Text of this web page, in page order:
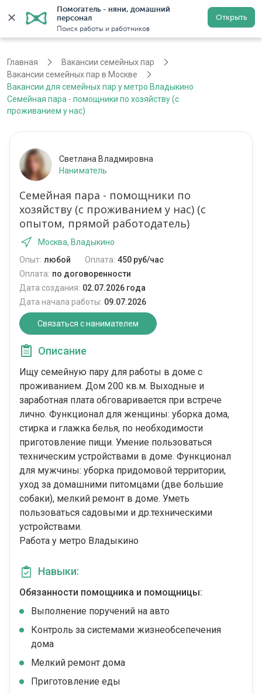
Помогатель - няни, домашний
персонал
Поиск работы и работников
Открыть
Регистрация
Главная
Вакансии семейных пар
Вакансии семейных пар в Москве
Вакансии для семейных пар у метро Владыкино
Семейная пара - помощники по хозяйству (с
проживанием у нас)
Светлана Владмировна
Наниматель
Семейная пара - помощники по
хозяйству (с проживанием у нас) (с
опытом, прямой работодатель)
Москва, Владыкино
Опыт: любой Оплата: 450 руб/час
Оплата: по договоренности
Дата создания: 02.07.2026 года
Дата начала работы: 09.07.2026
Связаться с нанимателем
Описание
Ищу семейную пару для работы в доме с
проживанием. Дом 200 кв.м. Выходные и
заработная плата обговаривается при встрече
лично. Функционал для женщины: уборка дома,
стирка и глажка белья, по необходимости
приготовление пищи. Умение пользоваться
техническим устройствами в доме. Функционал
для мужчины: уборка придомовой территории,
уход за домашними питомцами (две большие
собаки), мелкий ремонт в доме. Уметь
пользоваться садовыми и др.техническими
устройствами.
Работа у метро Владыкино
Навыки:
Обязанности помощника и помощницы:
Выполнение поручений на авто
Контроль за системами жизнеобсепечения
дома
Мелкий ремонт дома
Приготовление еды